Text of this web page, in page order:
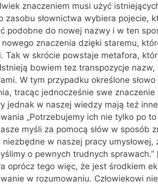
znaczeniem musi użyć
zasobu słownictwa wybiera pojecie,
podobne do nowej nazwy i w ten
znaczenia dzięki staremu,
Tak w skrócie powstaje metafora,
bowiem tez transpozycje nazw,
W tym przypadku określone
tracąc jednocześnie swe znaczenie
jednak w naszej wiedzy mają też inne
„Potrzebujemy ich nie tylko po
myśli za pomocą słów w sposób
niezbędne w naszej pracy umysłowej,
o pewnych trudnych sprawach.”
oprócz tego więc, że jest środkiem
w rozumowaniu. Człowiekowi